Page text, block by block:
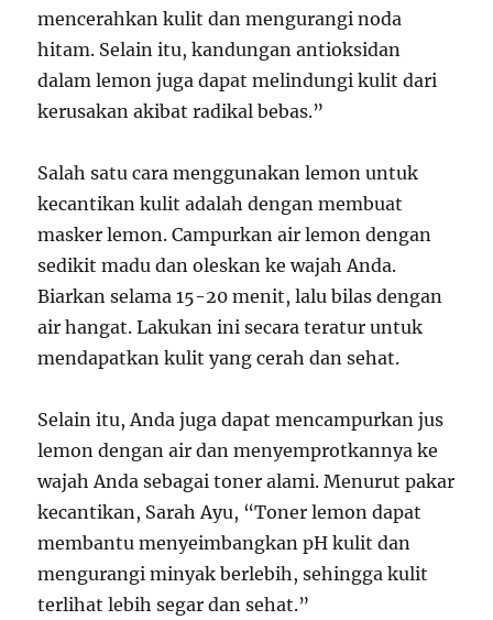
mencerahkan kulit dan mengurangi noda
hitam. Selain itu, kandungan antioksidan
dalam lemon juga dapat melindungi kulit dari
kerusakan akibat radikal bebas.”
Salah satu cara menggunakan lemon untuk
kecantikan kulit adalah dengan membuat
masker lemon. Campurkan air lemon dengan
sedikit madu dan oleskan ke wajah Anda.
Biarkan selama 15-20 menit, lalu bilas dengan
air hangat. Lakukan ini secara teratur untuk
mendapatkan kulit yang cerah dan sehat.
Selain itu, Anda juga dapat mencampurkan jus
lemon dengan air dan menyemprotkannya ke
wajah Anda sebagai toner alami. Menurut pakar
kecantikan, Sarah Ayu, “Toner lemon dapat
membantu menyeimbangkan pH kulit dan
mengurangi minyak berlebih, sehingga kulit
terlihat lebih segar dan sehat.”